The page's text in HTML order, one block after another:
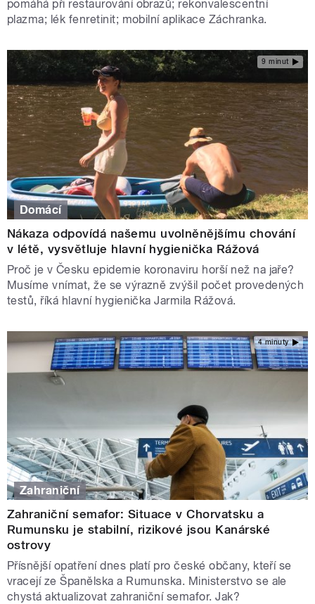
pomáhá při restaurování obrazů; rekonvalescentní
plazma; lék fenretinit; mobilní aplikace Záchranka.
9 minut
Domácí
Nákaza odpovídá našemu uvolněnějšímu chování
v létě, vysvětluje hlavní hygienička Rážová
Proč je v Česku epidemie koronaviru horší než na jaře?
Musíme vnímat, že se výrazně zvýšil počet provedených
testů, říká hlavní hygienička Jarmila Rážová.
4 minuty
Zahraniční
Zahraniční semafor: Situace v Chorvatsku a
Rumunsku je stabilní, rizikové jsou Kanárské
ostrovy
Přísnější opatření dnes platí pro české občany, kteří se
vracejí ze Španělska a Rumunska. Ministerstvo se ale
chystá aktualizovat zahraniční semafor. Jak?